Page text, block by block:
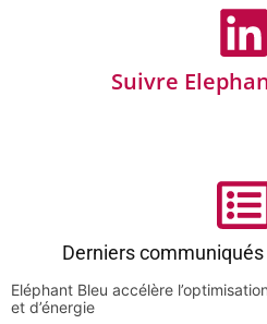
Suivre
Derniers
Eléphant Bleu accélère
et d’énergie